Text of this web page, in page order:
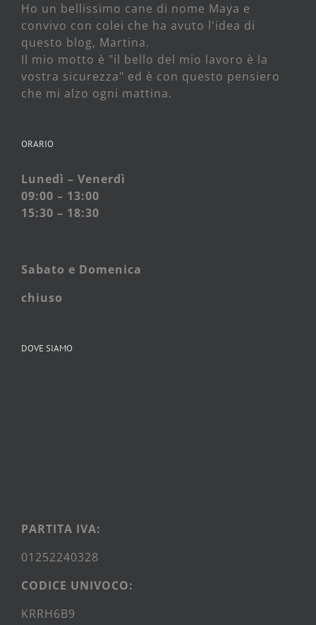
Ho un bellissimo cane di nome Maya e
convivo con colei che ha avuto l'idea di
questo blog, Martina.
Il mio motto è "il bello del mio lavoro è la
vostra sicurezza" ed è con questo pensiero
che mi alzo ogni mattina.
ORARIO
Lunedì – Venerdì
09:00 – 13:00
15:30 – 18:30
Sabato e Domenica
chiuso
DOVE SIAMO
PARTITA IVA:
01252240328
CODICE UNIVOCO:
KRRH6B9